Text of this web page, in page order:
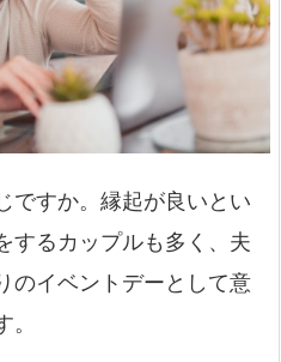
ですか。縁起が良いとい
するカップルも多く、夫
のイベントデーとして意